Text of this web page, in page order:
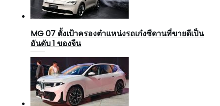
MG 07 ตั้งเป้าครองตำแหน่งรถเก๋งซีดานที่ขายดีเป็น
อันดับ 1 ของจีน